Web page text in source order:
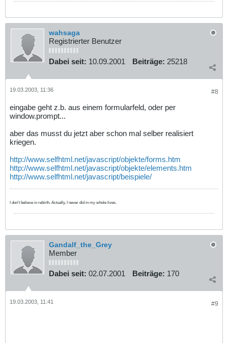
wahsaga
Registrierter Benutzer
Dabei seit: 10.09.2001 Beiträge: 25218
#8
19.03.2003, 11:36
eingabe geht z.b. aus einem formularfeld, oder per
window.prompt...
aber das musst du jetzt aber schon mal selber realisiert
kriegen.
http://www.selfhtml.net/javascript/objekte/forms.htm
http://www.selfhtml.net/javascript/objekte/elements.htm
http://www.selfhtml.net/javascript/beispiele/
I don't believe in rebirth. Actually, I never did in my whole lives.
Gandalf_the_Grey
Member
Dabei seit: 02.07.2001 Beiträge: 170
#9
19.03.2003, 11:41